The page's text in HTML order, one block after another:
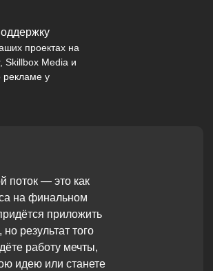
проектах на
Skillbox Media и
рекламе у
поток — это как
на финальном
приложить
результат того
работу мечты,
идею или станете